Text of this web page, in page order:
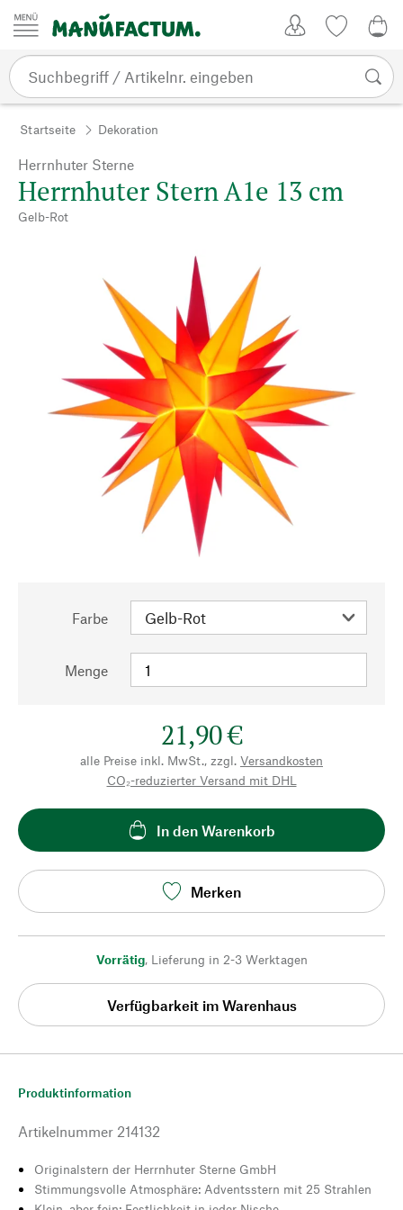
Zum Inhalt springen
Startseite Dekoration
Herrnhuter Sterne
Herrnhuter Stern A1e 13 cm
Gelb-Rot
Farbe
Menge
21,90 €
alle Preise inkl. MwSt., zzgl. Versandkosten
CO₂-reduzierter Versand mit DHL
In den Warenkorb
Merken
Vorrätig, Lieferung in 2-3 Werktagen
Verfügbarkeit im Warenhaus
Produktinformation
Artikelnummer 214132
Originalstern der Herrnhuter Sterne GmbH
Stimmungsvolle Atmosphäre: Adventsstern mit 25 Strahlen